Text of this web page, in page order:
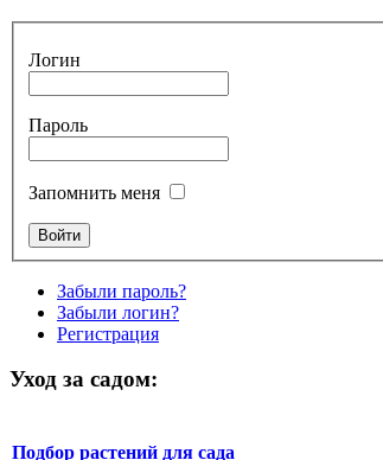
Логин
Пароль
Запомнить меня
Забыли пароль?
Забыли логин?
Регистрация
Уход за садом:
Подбор растений для сада